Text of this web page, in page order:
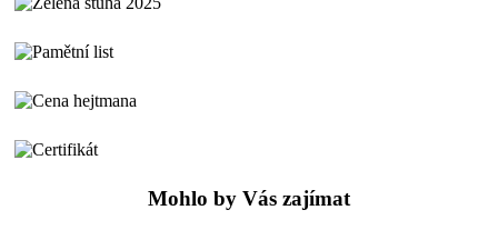
Mohlo by Vás zajímat